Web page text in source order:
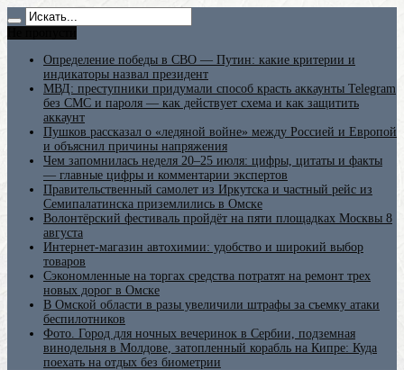
Определение победы в СВО — Путин: какие критерии и
индикаторы назвал президент
МВД: преступники придумали способ красть аккаунты Telegram
без СМС и пароля — как действует схема и как защитить
аккаунт
Пушков рассказал о «ледяной войне» между Россией и Европой
и объяснил причины напряжения
Чем запомнилась неделя 20–25 июля: цифры, цитаты и факты
— главные цифры и комментарии экспертов
Правительственный самолет из Иркутска и частный рейс из
Семипалатинска приземлились в Омске
Волонтёрский фестиваль пройдёт на пяти площадках Москвы 8
августа
Интернет-магазин автохимии: удобство и широкий выбор
товаров
Сэкономленные на торгах средства потратят на ремонт трех
новых дорог в Омске
В Омской области в разы увеличили штрафы за съемку атаки
беспилотников
Фото. Город для ночных вечеринок в Сербии, подземная
винодельня в Молдове, затопленный корабль на Кипре: Куда
поехать на отдых без биометрии